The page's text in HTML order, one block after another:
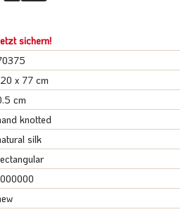
sichern!
x 77 cm
cm
knotted
silk